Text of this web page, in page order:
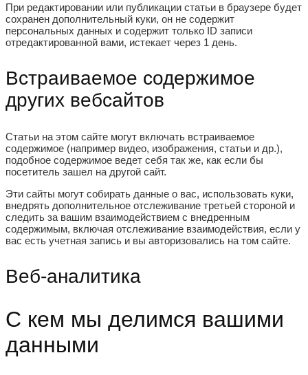
При редактировании или публикации статьи в браузере будет
сохранен дополнительный куки, он не содержит
персональных данных и содержит только ID записи
отредактированной вами, истекает через 1 день.
Встраиваемое содержимое
других вебсайтов
Статьи на этом сайте могут включать встраиваемое
содержимое (например видео, изображения, статьи и др.),
подобное содержимое ведет себя так же, как если бы
посетитель зашел на другой сайт.
Эти сайты могут собирать данные о вас, использовать куки,
внедрять дополнительное отслеживание третьей стороной и
следить за вашим взаимодействием с внедренным
содержимым, включая отслеживание взаимодействия, если у
вас есть учетная запись и вы авторизовались на том сайте.
Веб-аналитика
С кем мы делимся вашими
данными